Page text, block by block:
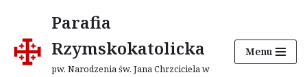
Przejdź
do
treści
Parafia
Rzymskokatolicka
pw. Narodzenia św. Jana Chrzciciela w
Menu